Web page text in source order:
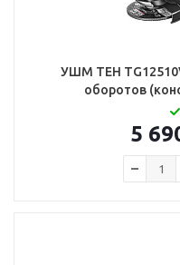
УШМ TEH
оборотов
5